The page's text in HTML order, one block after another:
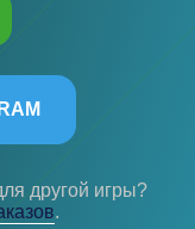
другой игры?
.